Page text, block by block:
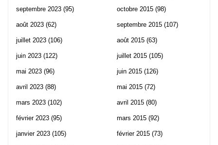
septembre 2023 (95)
août 2023 (62)
juillet 2023 (106)
juin 2023 (122)
mai 2023 (96)
avril 2023 (88)
mars 2023 (102)
février 2023 (95)
janvier 2023 (105)
octobre 2015 (98)
septembre 2015 (107)
août 2015 (63)
juillet 2015 (105)
juin 2015 (126)
mai 2015 (72)
avril 2015 (80)
mars 2015 (92)
février 2015 (73)